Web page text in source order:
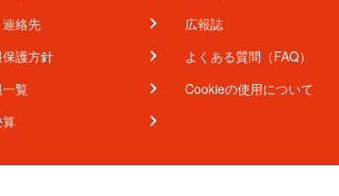
絡先
護方針
覧
広報誌
よくある質問（FAQ）
Cookieの使用について